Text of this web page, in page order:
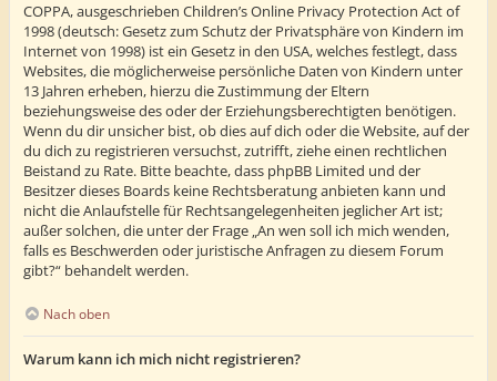
COPPA, ausgeschrieben Children’s Online Privacy Protection Act of
1998 (deutsch: Gesetz zum Schutz der Privatsphäre von Kindern im
Internet von 1998) ist ein Gesetz in den USA, welches festlegt, dass
Websites, die möglicherweise persönliche Daten von Kindern unter
13 Jahren erheben, hierzu die Zustimmung der Eltern
beziehungsweise des oder der Erziehungsberechtigten benötigen.
Wenn du dir unsicher bist, ob dies auf dich oder die Website, auf der
du dich zu registrieren versuchst, zutrifft, ziehe einen rechtlichen
Beistand zu Rate. Bitte beachte, dass phpBB Limited und der
Besitzer dieses Boards keine Rechtsberatung anbieten kann und
nicht die Anlaufstelle für Rechtsangelegenheiten jeglicher Art ist;
außer solchen, die unter der Frage „An wen soll ich mich wenden,
falls es Beschwerden oder juristische Anfragen zu diesem Forum
gibt?“ behandelt werden.
Nach oben
Warum kann ich mich nicht registrieren?